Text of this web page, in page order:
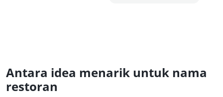
Antara idea menarik untuk nama
restoran